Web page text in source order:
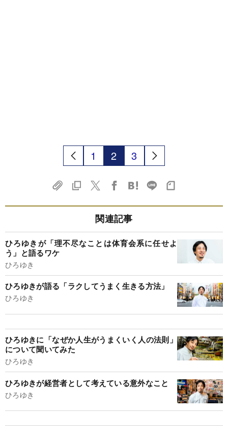
1 2 3
関連記事
ひろゆきが「理不尽なことは体育会系に任せよ
う」と語るワケ
ひろゆき
ひろゆきが語る「ラクしてうまく生きる方法」
ひろゆき
ひろゆきに「なぜか人生がうまくいく人の法則」
について聞いてみた
ひろゆき
ひろゆきが経営者として考えている意外なこと
ひろゆき